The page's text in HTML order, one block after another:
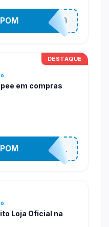
TV200
DESTAQUE
em compras
Loja Oficial na